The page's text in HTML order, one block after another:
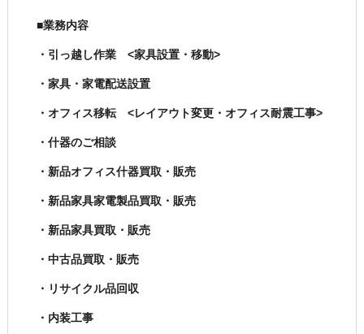
■業務内容
・引っ越し作業 <家具設置・移動>
・家具・家電配送設置
・オフィス移転 <レイアウト変更・オフィス耐震工事>
・什器のご相談
・新品オフィス什器買取・販売
・新品家具家電製品買取・販売
・新品家具買取・販売
・中古品買取・販売
・リサイクル品回収
・内装工事